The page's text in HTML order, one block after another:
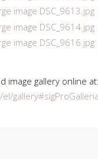
image gallery online at: